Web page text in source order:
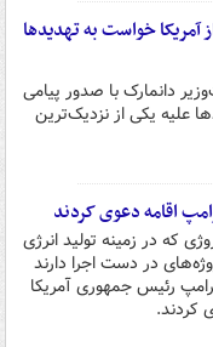
خواست به تهدیدها
دانمارک با صدور پیامی
علیه یکی از نزدیک‌ترین
اقامه دعوی کردند
که در زمینه تولید انرژی
در دست اجرا دارند
رئیس جمهوری آمریکا
کردند.